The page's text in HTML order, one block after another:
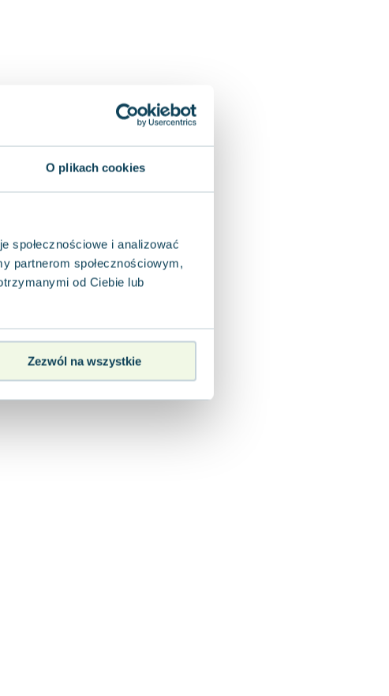
O plikach cookies
społecznościowe i analizować
partnerom społecznościowym,
od Ciebie lub
Zezwól na wszystkie